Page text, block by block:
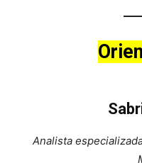
Analista